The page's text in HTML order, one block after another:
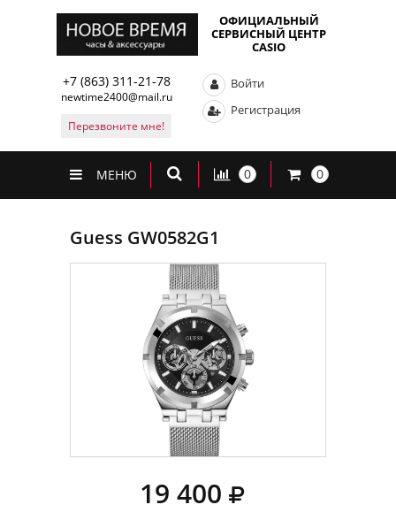
ОФИЦИАЛЬНЫЙ
СЕРВИСНЫЙ ЦЕНТР
CASIO
+7 (863) 311-21-78
newtime2400@mail.ru
Перезвоните мне!
Войти
Регистрация
МЕНЮ 0 0
Guess GW0582G1
19 400